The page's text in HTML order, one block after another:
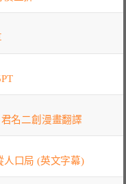
名二創漫畫翻譯
人口局 (英文字幕)